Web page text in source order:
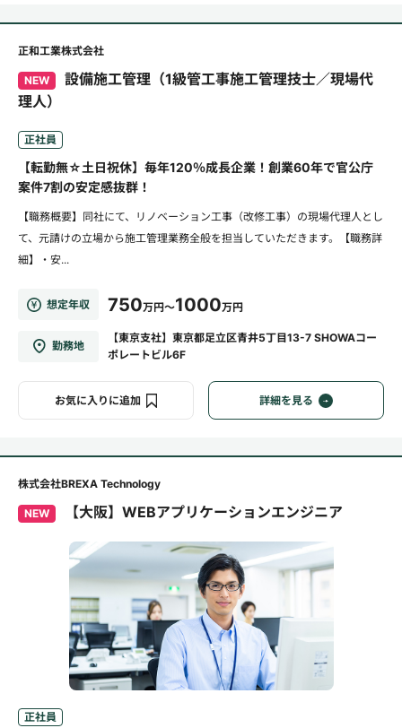
正和工業株式会社
NEW
設備施工管理（1級管工事施工管理技士／現場代
理人）
正社員
【転勤無☆土日祝休】毎年120％成長企業！創業60年で官公庁
案件7割の安定感抜群！
【職務概要】同社にて、リノベーション工事（改修工事）の現場代理人とし
て、元請けの立場から施工管理業務全般を担当していただきます。【職務詳
細】・安...
想定年収 750万円～1000万円
勤務地
【東京支社】東京都足立区青井5丁目13-7 SHOWAコー
ポレートビル6F
お気に入りに追加 詳細を見る
株式会社BREXA Technology
NEW 【大阪】WEBアプリケーションエンジニア
正社員